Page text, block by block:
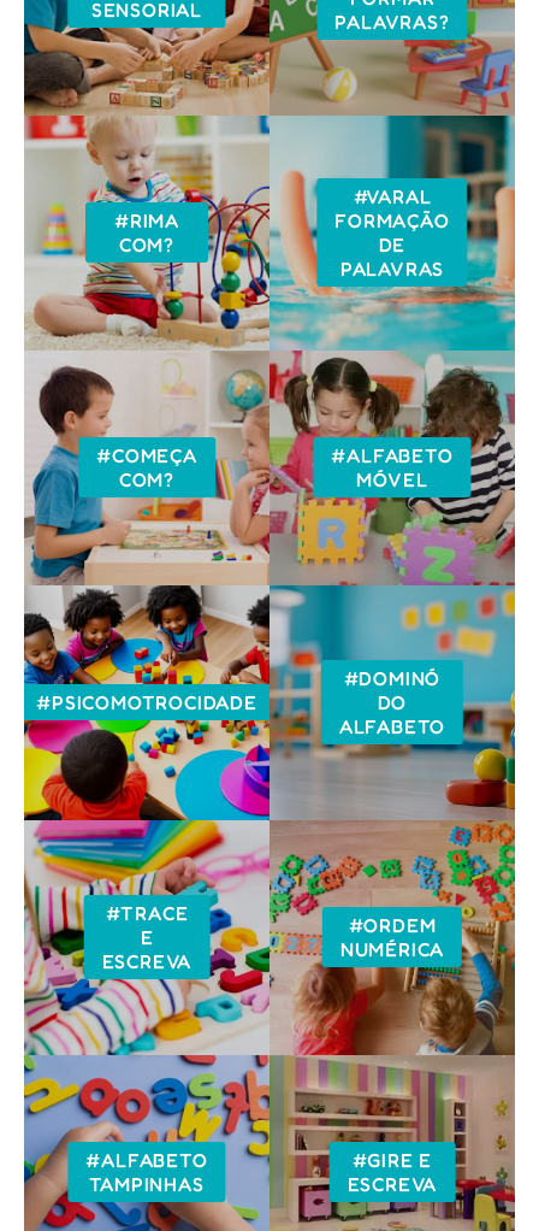
SENSORIAL
PALAVRAS?
#RIMA
COM?
#VARAL
FORMAÇÃO
DE
PALAVRAS
#COMEÇA
COM?
#ALFABETO
MÓVEL
#PSICOMOTROCIDADE
#DOMINÓ
DO
ALFABETO
#TRACE
E
ESCREVA
#ORDEM
NUMÉRICA
#ALFABETO
TAMPINHAS
#GIRE E
ESCREVA